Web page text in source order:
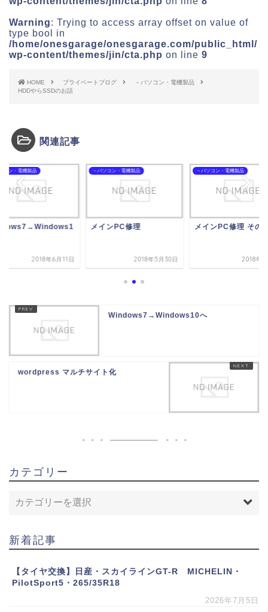
Warning: Trying to access array offset on value of
type bool in
/home/onesgarage/onesgarage.com/public_html/
wp-content/themes/jin/cta.php on line 9
HOME プライベートブログ
－パソコン・電機製品
HDDやらSSDのお話
関連記事
コン・電機製品
2018年6月11日
－パソコン・電機製品
メインPC修理
2018年5月30日
－パソコン・電機製品
メインPC修理 その2
2018年6
Windows7→Windows10へ
wordpress マルチサイト化
カテゴリー
新着記事
【タイヤ交換】日産・スカイラインGT-R MICHELIN・
PilotSport5・265/35R18
2026年7月5日